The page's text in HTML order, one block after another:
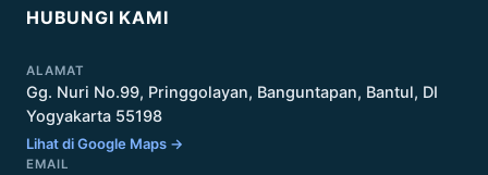
HUBUNGI KAMI
ALAMAT
Gg. Nuri No.99, Pringgolayan, Banguntapan, Bantul, DI
Yogyakarta 55198
Lihat di Google Maps →
EMAIL